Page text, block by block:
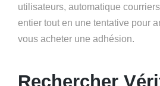
utilisateurs, automatique
entier tout en une tentative pour
vous acheter une adhésion.
Rechercher